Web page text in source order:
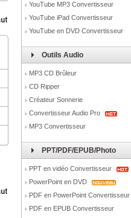
YouTube MP3 Convertisseur
YouTube iPad Convertisseur
YouTube en DVD Convertisseur
Outils Audio
MP3 CD Brûleur
CD Ripper
Créateur Sonnerie
Convertisseur Audio Pro
MP3 Convertisseur
PPT/PDF/EPUB/Photo
PPT en vidéo Convertisseur
PowerPoint en DVD
PDF en PowerPoint Convertisseur
PDF en EPUB Convertisseur